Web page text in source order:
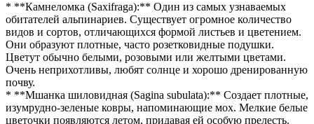
* **Камнеломка (Saxifraga):** Один из самых узнаваемых
обитателей альпинариев. Существует огромное количество
видов и сортов, отличающихся формой листьев и цветением.
Они образуют плотные, часто розетковидные подушки.
Цветут обычно белыми, розовыми или желтыми цветами.
Очень неприхотливы, любят солнце и хорошо дренированную
почву.
* **Мшанка шиловидная (Sagina subulata):** Создает плотные,
изумрудно-зеленые ковры, напоминающие мох. Мелкие белые
цветочки появляются летом, придавая ей особую прелесть.